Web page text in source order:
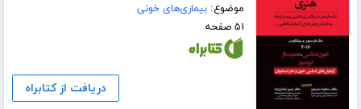
موضوع:بیماری‌های خونی
۵۱ صفحه
دریافت از کتابراه